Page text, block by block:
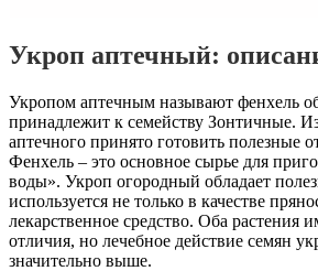
Укроп аптечный:
Укропом аптечным называют фенхель
принадлежит к семейству Зонтичные.
аптечного принято готовить полезные
Фенхель – это основное сырье для
воды». Укроп огородный обладает
используется не только в качестве
лекарственное средство. Оба растения
отличия, но лечебное действие семян
значительно выше.